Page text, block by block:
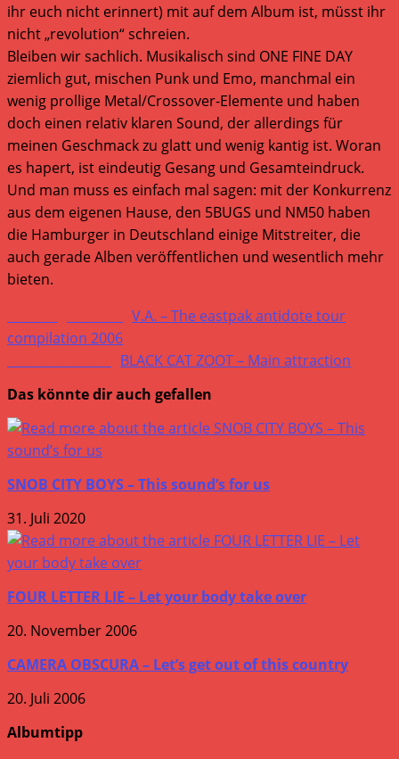
ihr euch nicht erinnert) mit auf dem Album ist, müsst ihr
nicht „revolution“ schreien.
Bleiben wir sachlich. Musikalisch sind ONE FINE DAY
ziemlich gut, mischen Punk und Emo, manchmal ein
wenig prollige Metal/Crossover-Elemente und haben
doch einen relativ klaren Sound, der allerdings für
meinen Geschmack zu glatt und wenig kantig ist. Woran
es hapert, ist eindeutig Gesang und Gesamteindruck.
Und man muss es einfach mal sagen: mit der Konkurrenz
aus dem eigenen Hause, den 5BUGS und NM50 haben
die Hamburger in Deutschland einige Mitstreiter, die
auch gerade Alben veröffentlichen und wesentlich mehr
bieten.
Weitere
Artikel
ansehen
V.A. – The eastpak antidote tour
compilation 2006
BLACK CAT ZOOT – Main attraction
Das könnte dir auch gefallen
SNOB CITY BOYS – This sound’s for us
31. Juli 2020
FOUR LETTER LIE – Let your body take over
20. November 2006
CAMERA OBSCURA – Let’s get out of this country
20. Juli 2006
Albumtipp